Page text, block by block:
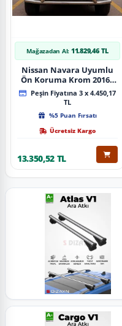
Mağazadan Al: 11.829,46 TL
Nissan Navara Uyumlu
Ön Koruma Krom 2016+
Pst14 Parça
Peşin Fiyatına 3 x 4.450,17
TL
%5 Puan Fırsatı
Ücretsiz Kargo
13.350,52 TL